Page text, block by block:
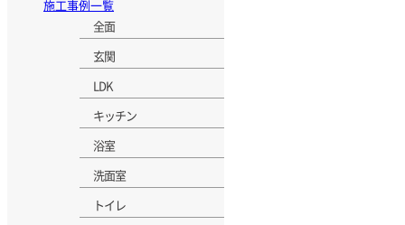
施工事例一覧
全面
玄関
LDK
キッチン
浴室
洗面室
トイレ